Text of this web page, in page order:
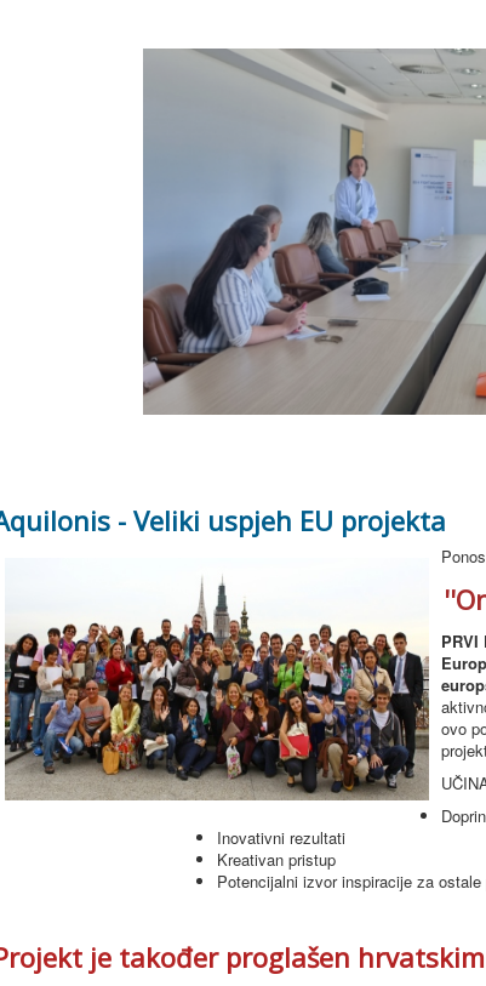
- Veliki uspjeh EU projekta
PRVI
ovo
Inovativni rezultati
Kreativan pristup
Potencijalni izvor inspiracije za
je također proglašen